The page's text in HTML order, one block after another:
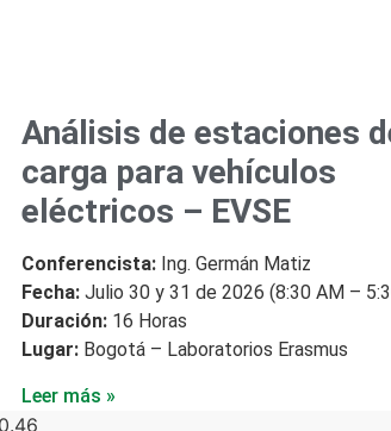
Análisis de estaciones
carga para vehículos
eléctricos – EVSE
Conferencista: Ing. Germán Matiz
Fecha: Julio 30 y 31 de 2026 (8:30 AM –
Duración: 16 Horas
Lugar: Bogotá – Laboratorios Erasmus
Leer más »